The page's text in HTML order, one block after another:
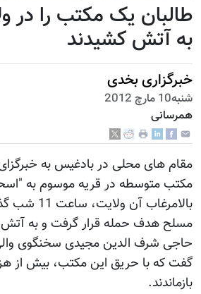
طالبان یک مکتب را در
به آتش کشیدند
خبرگزاری بخدی
شنبه10 مارچ 2012
همرسانی
مقام های محلی در بادغیس به
مکتب متوسطه در قریه موسوم به
بالامرغاب
مسلح هدف حمله قرار گرفت و به
حاجی شرف الدین مجیدی سخنگوی
گفت که با حریق این مکتب، بیش از
بازماندند.